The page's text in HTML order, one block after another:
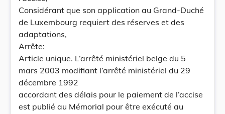
Considérant que son application au Grand-Duché
de Luxembourg requiert des réserves et des
adaptations,
Arrête:
Article unique. L’arrêté ministériel belge du 5
mars 2003 modifiant l’arrêté ministériel du 29
décembre 1992
accordant des délais pour le paiement de l’accise
est publié au Mémorial pour être exécuté au